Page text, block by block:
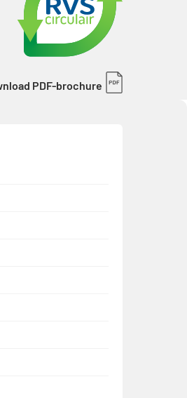
PDF-brochure